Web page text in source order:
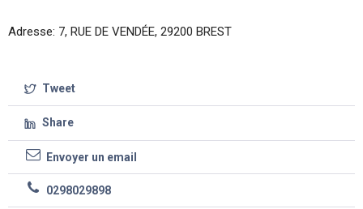
Adresse: 7, RUE DE VENDÉE, 29200 BREST
Tweet
Share
Envoyer un email
0298029898